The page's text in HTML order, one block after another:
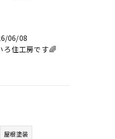
06/08
ろ住工房です🌈
屋根塗装